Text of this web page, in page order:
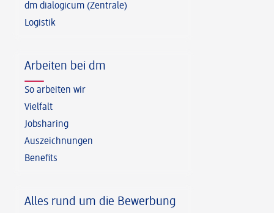
dm dialogicum (Zentrale)
Logistik
Arbeiten bei dm
So arbeiten wir
Vielfalt
Jobsharing
Auszeichnungen
Benefits
Alles rund um die Bewerbung